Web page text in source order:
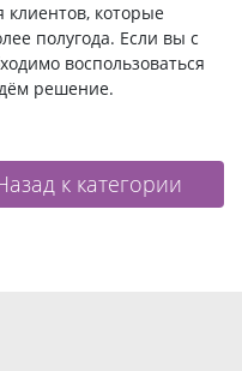
которые
полугода. Если вы с
воспользоваться
решение.
к категории